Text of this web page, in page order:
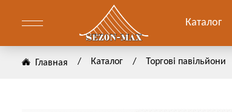
Каталог
Главная / Каталог / Торгові павільйони